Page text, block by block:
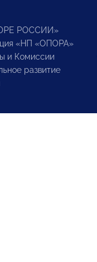
РОССИИ»
«НП «ОПОРА»
и Комиссии
развитие